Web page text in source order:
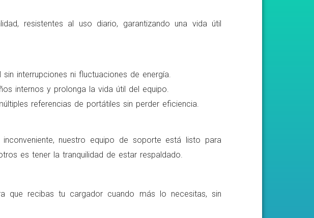
resistentes al uso diario, garantizando una vida útil
interrupciones ni fluctuaciones de energía.
internos y prolonga la vida útil del equipo.
referencias de portátiles sin perder eficiencia.
nuestro equipo de soporte está listo para
es tener la tranquilidad de estar respaldado.
que recibas tu cargador cuando más lo necesitas, sin